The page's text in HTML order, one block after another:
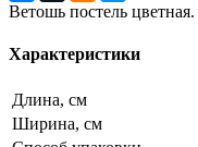
Ветошь постель цветная.
Характеристики
Длина, см
Ширина, см